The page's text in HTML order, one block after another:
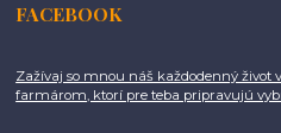
FACEBOOK
Zažívaj so mnou náš každodenný život
farmárom, ktorí pre teba pripravujú